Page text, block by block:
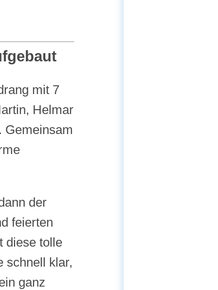
mit 7
Helmar
Gemeinsam
der
feierten
diese tolle
schnell klar,
ganz